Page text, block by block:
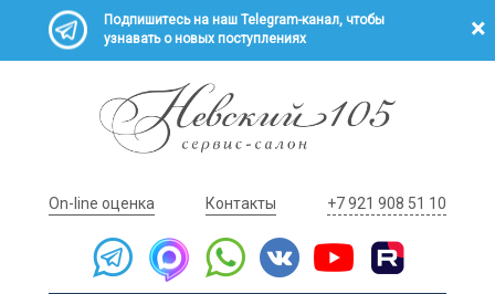
Подпишитесь на наш Telegram-канал, чтобы
узнавать о новых поступлениях
On-line оценка Контакты +7 921 908 51 10